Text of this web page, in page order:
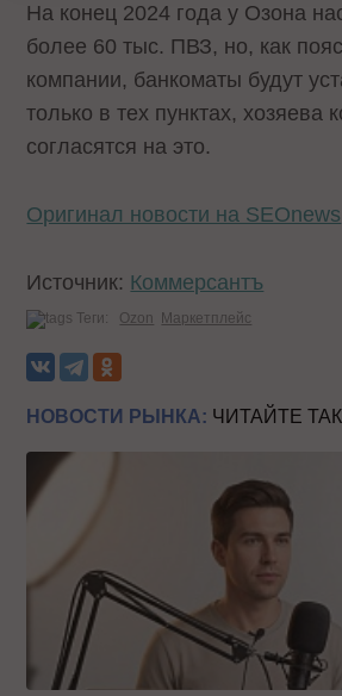
На конец 2024 года у Озона
более 60 тыс. ПВЗ, но, как
компании, банкоматы будут
только в тех пунктах, хозяева
согласятся на это.
Оригинал новости на SEOnews
Источник: Коммерсантъ
Теги: Ozon Маркетплейс
НОВОСТИ РЫНКА: ЧИТАЙТЕ